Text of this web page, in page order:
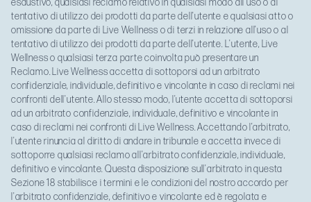
esaustivo, qualsiasi reclamo relativo in qualsiasi modo all'uso o al
tentativo di utilizzo dei prodotti da parte dell'utente e qualsiasi atto o
omissione da parte di Live Wellness o di terzi in relazione all'uso o al
tentativo di utilizzo dei prodotti da parte dell'utente. L'utente, Live
Wellness o qualsiasi terza parte coinvolta può presentare un
Reclamo. Live Wellness accetta di sottoporsi ad un arbitrato
confidenziale, individuale, definitivo e vincolante in caso di reclami nei
confronti dell'utente. Allo stesso modo, l'utente accetta di sottoporsi
ad un arbitrato confidenziale, individuale, definitivo e vincolante in
caso di reclami nei confronti di Live Wellness. Accettando l’arbitrato,
l'utente rinuncia al diritto di andare in tribunale e accetta invece di
sottoporre qualsiasi reclamo all'arbitrato confidenziale, individuale,
definitivo e vincolante. Questa disposizione sull'arbitrato in questa
Sezione 18 stabilisce i termini e le condizioni del nostro accordo per
l'arbitrato confidenziale, definitivo e vincolante ed è regolata e